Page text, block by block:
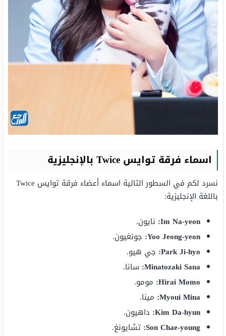
اسماء فرقة توايس Twice بالإنجليزية
نسرد لكم في السطور التالية اسماء أعضاء فرقة توايس Twice
باللغة الإنجليزية:
Im Na-yeon: نايون.
Yoo Jeong-yeon: جونغيون.
Park Ji-hyo: جي هيو.
Minatozaki Sana: سانا.
Hirai Momo: مومو.
Myoui Mina: مينا.
Kim Da-hyun: داهيون.
Son Chae-young: تشايونغ.